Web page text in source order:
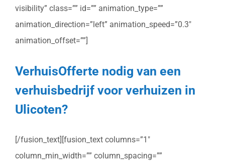
visibility” class=”” id=”” animation_type=””
animation_direction=”left” animation_speed=”0.3″
animation_offset=””]
VerhuisOfferte nodig van een
verhuisbedrijf voor verhuizen in
Ulicoten?
[/fusion_text][fusion_text columns=”1″
column_min_width=”” column_spacing=””